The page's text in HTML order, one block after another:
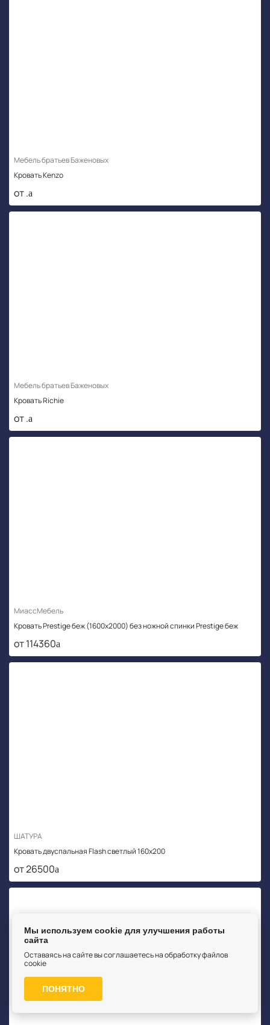
Мебель братьев Баженовых
Кровать Kenzo
от .
Мебель братьев Баженовых
Кровать Richie
от .
МиассМебель
Кровать Prestige беж (1600x2000) без ножной спинки Prestige беж
от 114360
ШАТУРА
Кровать двуспальная Flash светлый 160х200
от 26500
Мы используем cookie для улучшения работы
сайта
Оставаясь на сайте вы соглашаетесь на обработку файлов
cookie
ПОНЯТНО